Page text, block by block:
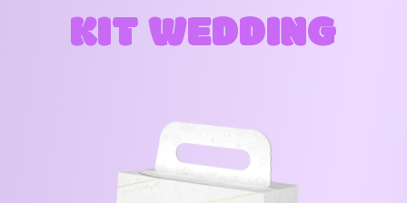
KIT WEDDING